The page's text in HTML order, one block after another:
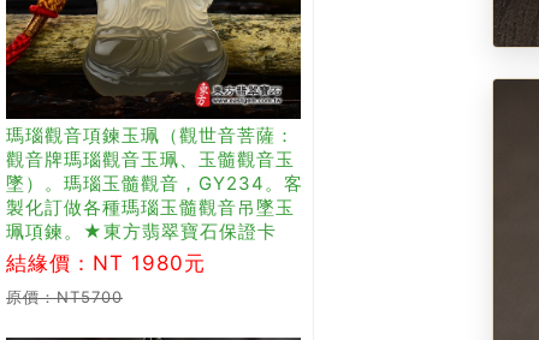
瑪瑙觀音項鍊玉珮（觀世音菩薩：
觀音牌瑪瑙觀音玉珮、玉髓觀音玉
墜）。瑪瑙玉髓觀音，GY234。客
製化訂做各種瑪瑙玉髓觀音吊墜玉
珮項鍊。★東方翡翠寶石保證卡
結緣價：NT 1980元
原價：NT5700